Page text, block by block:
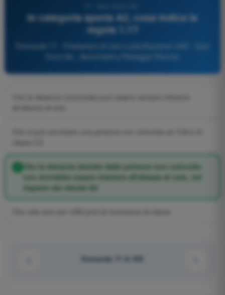
In categoria aperta A2, cosa indica la
regola 1:1?
Droni A2 - Aeromobili a Pilotaggio Remoto
Che la distanza laterale dalle persone non coinvolte
non dovrebbe essere inferiore all'altezza di volo, nel
rispetto dei minimi A2
Domanda 17 di 433